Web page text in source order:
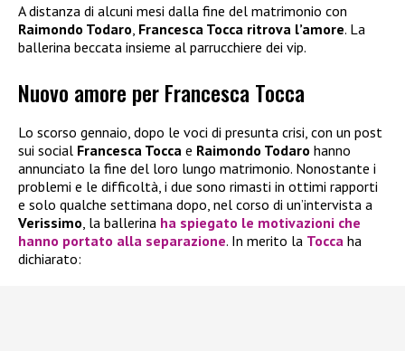
A distanza di alcuni mesi dalla fine del matrimonio con
Raimondo Todaro Francesca Tocca ritrova l’amore. La
ballerina beccata insieme al parrucchiere dei vip.
Nuovo amore per Francesca Tocca
Lo scorso gennaio, dopo le voci di presunta crisi, con un post
sui social Francesca Tocca e Raimondo Todaro hanno
annunciato la fine del loro lungo matrimonio. Nonostante i
problemi e le difficoltà, i due sono rimasti in ottimi rapporti
e solo qualche settimana dopo, nel corso di un’intervista a
Verissimo, la ballerina ha spiegato le motivazioni che
hanno portato alla separazione. In merito la Tocca ha
dichiarato: